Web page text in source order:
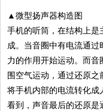
▲微型扬声器构造图
手机的听筒，在结构上是
成。当音圈中有电流通过
力的作用开始运动。而音
围空气运动，通过还原之
将手机内部的电流转化成
看到，声音最后的还原